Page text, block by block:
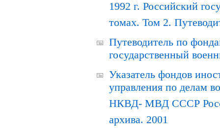
1992 г. Российский
томах. Том 2.
Путеводитель по
государственный
Указатель фондов
управления по делам
НКВД- МВД СССР
архива. 2001